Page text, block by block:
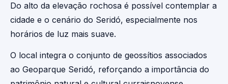
Do alto da elevação rochosa é possível contemplar a
cidade e o cenário do Seridó, especialmente nos
horários de luz mais suave.
O local integra o conjunto de geossítios associados
ao Geoparque Seridó, reforçando a importância do